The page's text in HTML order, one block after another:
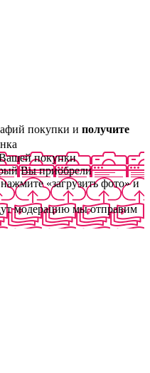
покупки и получите
покупки
Вы приобрели
«загрузить фото» и
модерацию мы отправим